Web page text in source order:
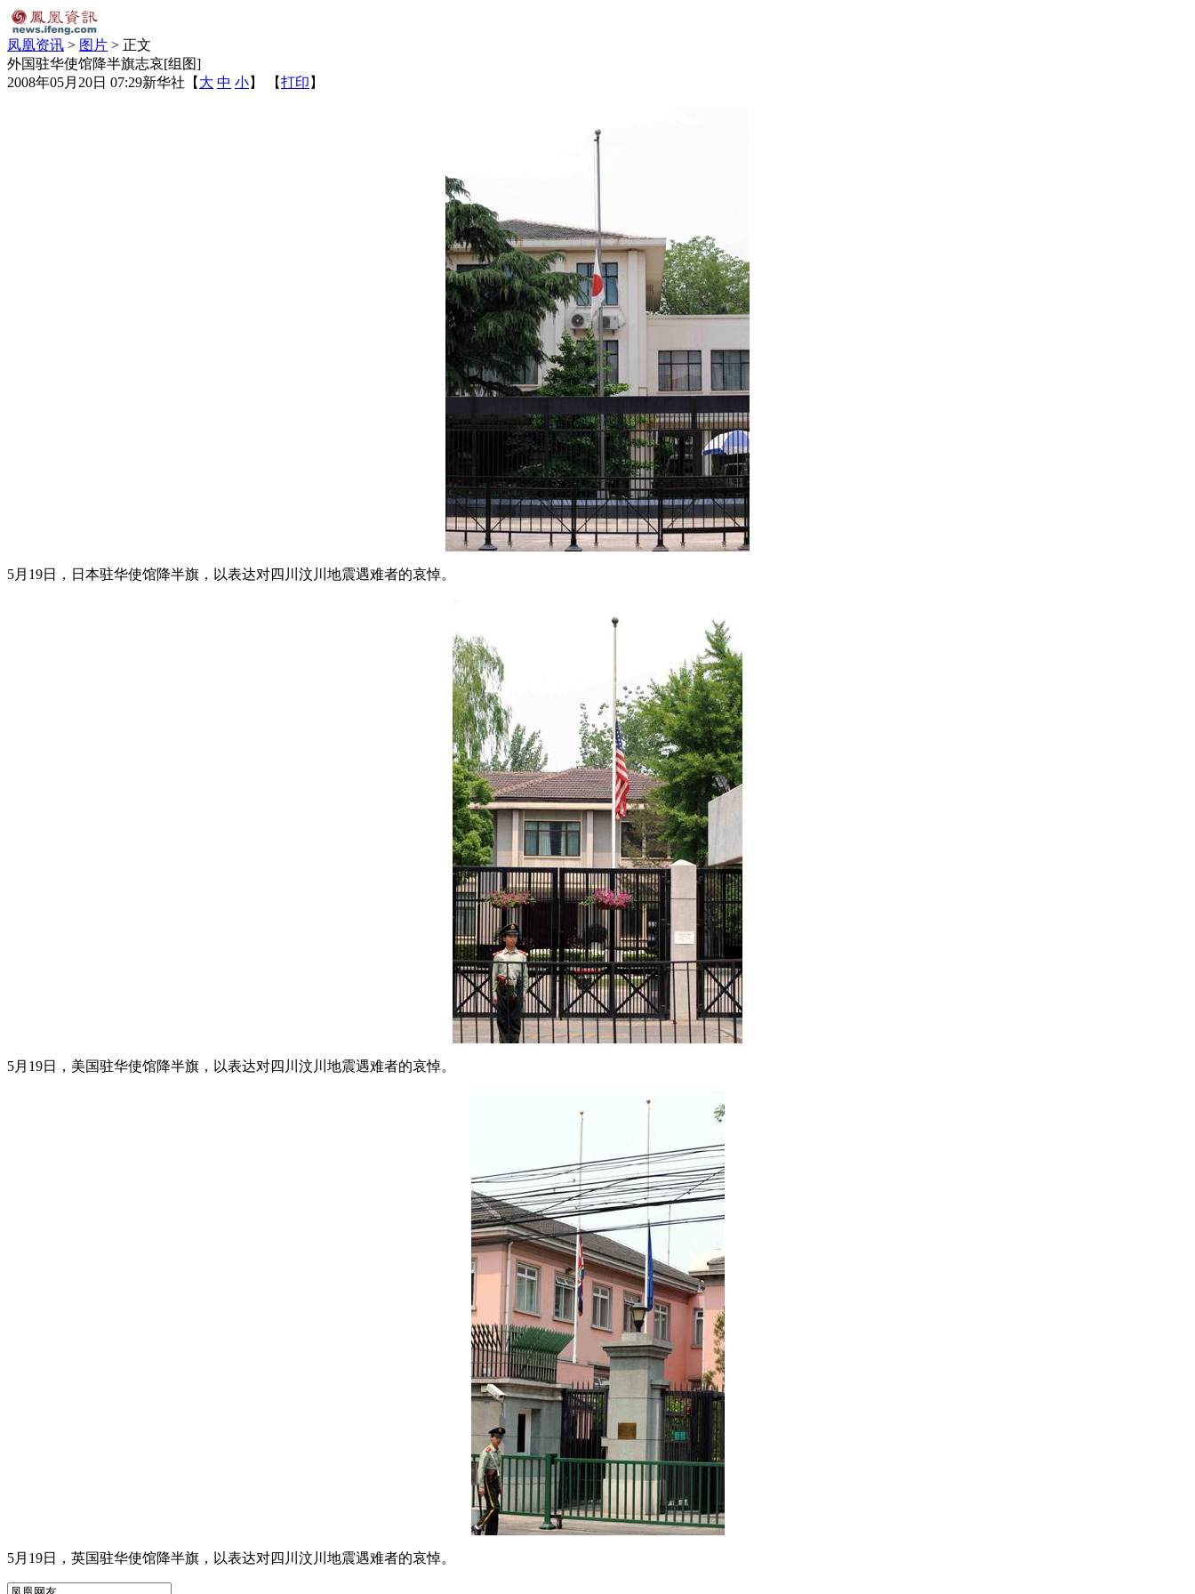
凤凰资讯 > 图片 > 正文
外国驻华使馆降半旗志哀[组图]
2008年05月20日 07:29新华社 【 大 中 小】 【打印 】
5月19日，日本驻华使馆降半旗，以表达对四川汶川地震遇难者的哀悼。
5月19日，美国驻华使馆降半旗，以表达对四川汶川地震遇难者的哀悼。
5月19日，英国驻华使馆降半旗，以表达对四川汶川地震遇难者的哀悼。